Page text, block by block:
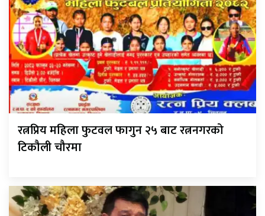
रत्नप्रिय महिला फुटवल फागुन २५ बाट रत्ननगरको
टिकौली चौरमा